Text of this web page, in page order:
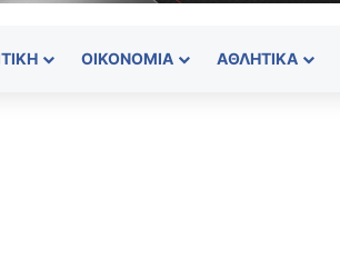
ΟΙΚΟΝΟΜΊΑ ΑΘΛΗΤΙΚΆ